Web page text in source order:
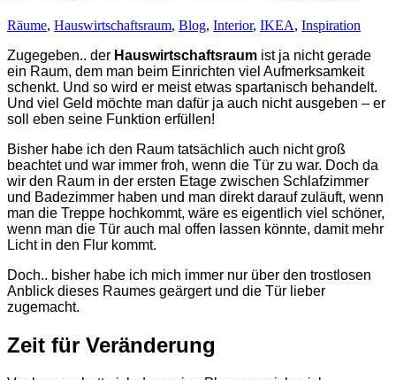
Räume, Hauswirtschaftsraum, Blog, Interior, IKEA, Inspiration
Zugegeben.. der Hauswirtschaftsraum ist ja nicht gerade
ein Raum, dem man beim Einrichten viel Aufmerksamkeit
schenkt. Und so wird er meist etwas spartanisch behandelt.
Und viel Geld möchte man dafür ja auch nicht ausgeben – er
soll eben seine Funktion erfüllen!
Bisher habe ich den Raum tatsächlich auch nicht groß
beachtet und war immer froh, wenn die Tür zu war. Doch da
wir den Raum in der ersten Etage zwischen Schlafzimmer
und Badezimmer haben und man direkt darauf zuläuft, wenn
man die Treppe hochkommt, wäre es eigentlich viel schöner,
wenn man die Tür auch mal offen lassen könnte, damit mehr
Licht in den Flur kommt.
Doch.. bisher habe ich mich immer nur über den trostlosen
Anblick dieses Raumes geärgert und die Tür lieber
zugemacht.
Zeit für Veränderung